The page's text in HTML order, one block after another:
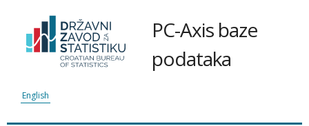
PC-Axis baze
podataka
English